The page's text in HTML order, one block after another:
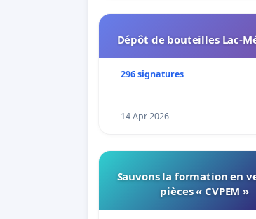
Dépôt de bouteilles Lac-
296 signatures
14 Apr 2026
Sauvons la formation en
pièces « CVPEM »